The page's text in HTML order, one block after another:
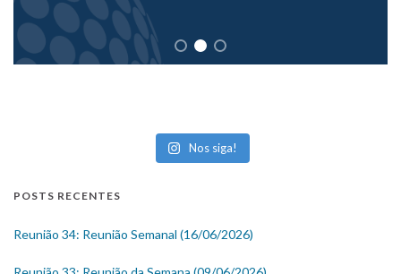
Nos siga!
POSTS RECENTES
Reunião 34: Reunião Semanal (16/06/2026)